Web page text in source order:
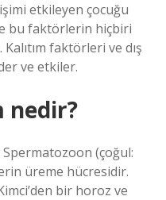
etkileyen çocuğu
bu faktörlerin hiçbiri
faktörleri ve dış
ve etkiler.
nedir?
(çoğul:
üreme hücresidir.
bir horoz ve